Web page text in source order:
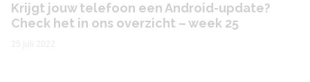
Krijgt jouw telefoon een Android-update?
Check het in ons overzicht – week 25